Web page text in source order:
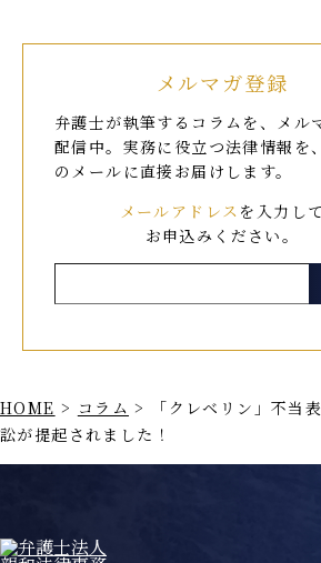
メルマガ登録
弁護士が執筆するコラムを、メル
配信中。 実務に役立つ法律情報を
のメールに直接お届けします。
メールアドレス を入力して
お申込みください。
HOME > コラム >
「クレベリン」不当
訟が提起されました！